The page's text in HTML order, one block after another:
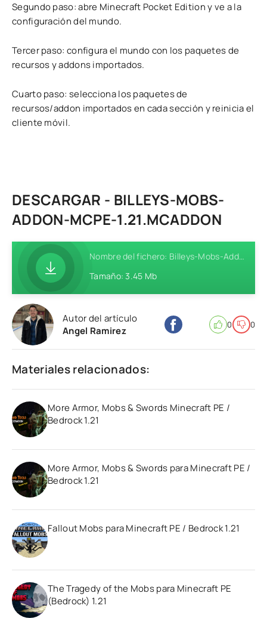
Segundo paso: abre Minecraft Pocket Edition y ve a la
configuración del mundo.
Tercer paso: configura el mundo con los paquetes de
recursos y addons importados.
Cuarto paso: selecciona los paquetes de
recursos/addon importados en cada sección y reinicia el
cliente móvil.
DESCARGAR - BILLEYS-MOBS-
ADDON-MCPE-1.21.MCADDON
Nombre del fichero: Billeys-Mobs-Addon-MCPE-1.21.mcaddon
Tamaño: 3.45 Mb
Autor del artículo
Angel Ramirez
0 0
Materiales relacionados:
More Armor, Mobs & Swords Minecraft PE /
Bedrock 1.21
More Armor, Mobs & Swords para Minecraft PE /
Bedrock 1.21
Fallout Mobs para Minecraft PE / Bedrock 1.21
The Tragedy of the Mobs para Minecraft PE
(Bedrock) 1.21